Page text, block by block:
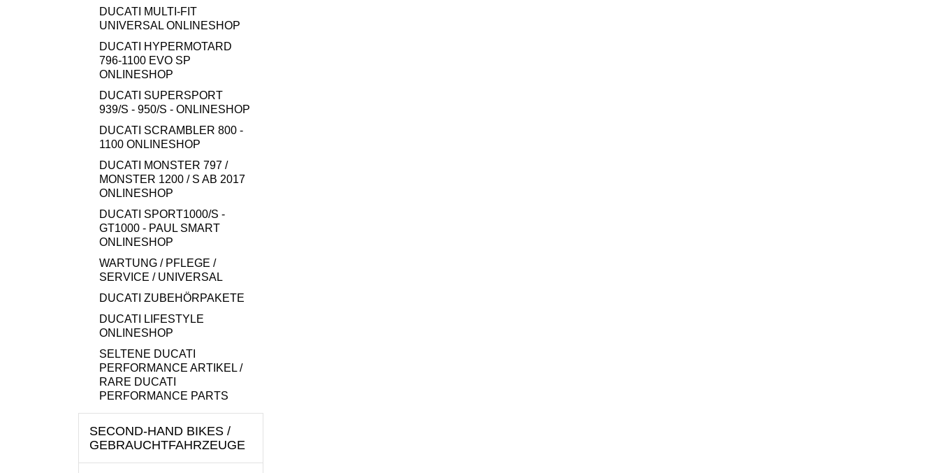
DUCATI MULTI-FIT
UNIVERSAL ONLINESHOP
DUCATI HYPERMOTARD
796-1100 EVO SP
ONLINESHOP
DUCATI SUPERSPORT
939/S - 950/S - ONLINESHOP
DUCATI SCRAMBLER 800 -
1100 ONLINESHOP
DUCATI MONSTER 797 /
MONSTER 1200 / S AB 2017
ONLINESHOP
DUCATI SPORT1000/S -
GT1000 - PAUL SMART
ONLINESHOP
WARTUNG / PFLEGE /
SERVICE / UNIVERSAL
DUCATI ZUBEHÖRPAKETE
DUCATI LIFESTYLE
ONLINESHOP
SELTENE DUCATI
PERFORMANCE ARTIKEL /
RARE DUCATI
PERFORMANCE PARTS
SECOND-HAND BIKES /
GEBRAUCHTFAHRZEUGE